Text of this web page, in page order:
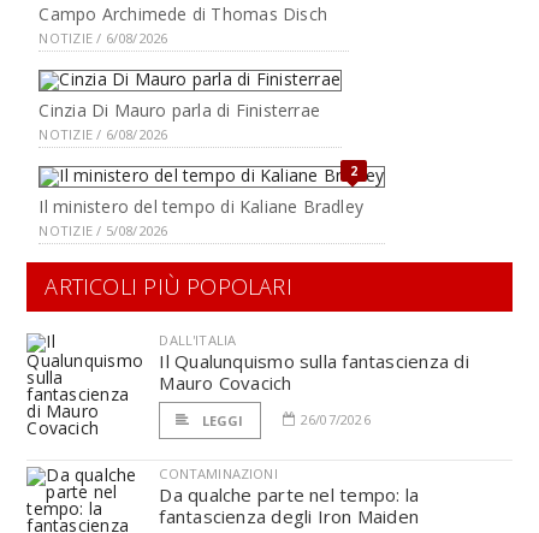
Campo Archimede di Thomas Disch
NOTIZIE / 6/08/2026
Cinzia Di Mauro parla di Finisterrae
NOTIZIE / 6/08/2026
2
Il ministero del tempo di Kaliane Bradley
NOTIZIE / 5/08/2026
ARTICOLI PIÙ POPOLARI
DALL'ITALIA
Il Qualunquismo sulla fantascienza di
Mauro Covacich
LEGGI 26/07/2026
CONTAMINAZIONI
Da qualche parte nel tempo: la
fantascienza degli Iron Maiden